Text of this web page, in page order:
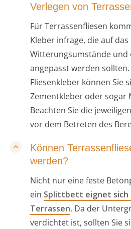
Verlegen von
Für Terrassenfliesen
Kleber infrage, die auf
Witterungsumstände
angepasst werden
Fliesenkleber können Sie
Zementkleber oder sogar
Beachten Sie die
vor dem Betreten des
Können
werden?
Nicht nur eine feste
ein Splittbett eignet sich
Terrassen. Da der
verdichtet ist, sollten Sie